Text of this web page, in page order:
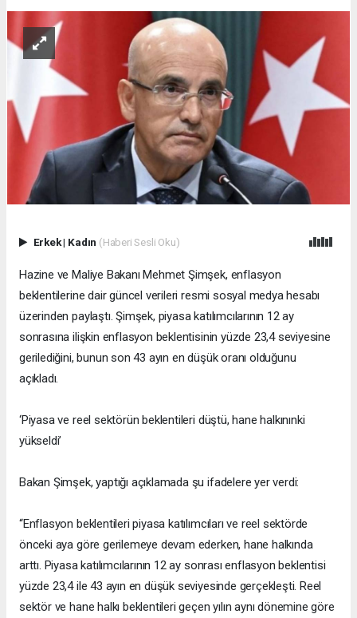
Erkek| Kadın (Haberi Sesli Oku)
Hazine ve Maliye Bakanı Mehmet Şimşek, enflasyon
beklentilerine dair güncel verileri resmi sosyal medya hesabı
üzerinden paylaştı. Şimşek, piyasa katılımcılarının 12 ay
sonrasına ilişkin enflasyon beklentisinin yüzde 23,4 seviyesine
gerilediğini, bunun son 43 ayın en düşük oranı olduğunu
açıkladı.
‘Piyasa ve reel sektörün beklentileri düştü, hane halkınınki
yükseldi’
Bakan Şimşek, yaptığı açıklamada şu ifadelere yer verdi:
“Enflasyon beklentileri piyasa katılımcıları ve reel sektörde
önceki aya göre gerilemeye devam ederken, hane halkında
arttı. Piyasa katılımcılarının 12 ay sonrası enflasyon beklentisi
yüzde 23,4 ile 43 ayın en düşük seviyesinde gerçekleşti. Reel
sektör ve hane halkı beklentileri geçen yılın aynı dönemine göre